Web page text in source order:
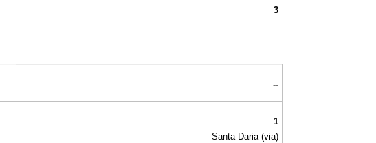
3
--
1
Santa Daria (via)